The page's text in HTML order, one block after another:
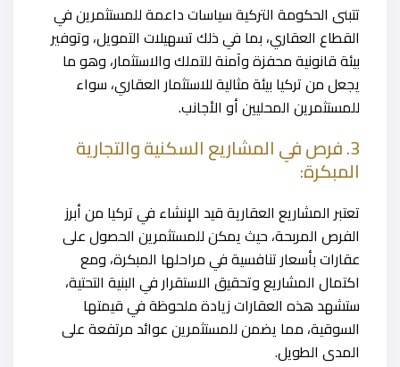
تتبنى الحكومة التركية سياسات داعمة للمستثمرين في
القطاع العقاري، بما في ذلك تسهيلات التمويل، وتوفير
بيئة قانونية محفزة وآمنة للتملك والاستثمار، وهو ما
يجعل من تركيا بيئة مثالية للاستثمار العقاري، سواء
للمستثمرين المحليين أو الأجانب.
3. فرص في المشاريع السكنية والتجارية
المبكرة:
تعتبر المشاريع العقارية قيد الإنشاء في تركيا من أبرز
الفرص المربحة، حيث يمكن للمستثمرين الحصول على
عقارات بأسعار تنافسية في مراحلها المبكرة، ومع
اكتمال المشاريع وتحقيق الاستقرار في البنية التحتية،
ستشهد هذه العقارات زيادة ملحوظة في قيمتها
السوقية، مما يضمن للمستثمرين عوائد مرتفعة على
المدى الطويل.